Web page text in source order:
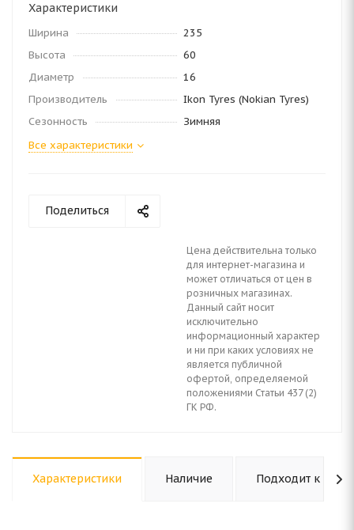
Характеристики
Ширина
235
Высота
60
Диаметр
16
Производитель
Ikon Tyres (Nokian Tyres)
Сезонность
Зимняя
Все характеристики
Поделиться
Цена действительна только
для интернет-магазина и
может отличаться от цен в
розничных магазинах.
Данный сайт носит
исключительно
информационный характер
и ни при каких условиях не
является публичной
офертой, определяемой
положениями Статьи 437 (2)
ГК РФ.
Характеристики Наличие Подходит к авто